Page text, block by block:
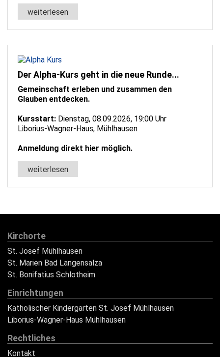
weiterlesen
Der Alpha-Kurs geht in die neue Runde...
Gemeinschaft erleben und zusammen den
Glauben entdecken.
Kursstart: Dienstag, 08.09.2026, 19:00 Uhr
Liborius-Wagner-Haus, Mühlhausen
Anmeldung direkt hier möglich.
weiterlesen
Kirchorte
St. Josef Mühlhausen
St. Marien Bad Langensalza
St. Bonifatius Schlotheim
Einrichtungen
Katholischer Kindergarten St. Josef Mühlhausen
Liborius-Wagner-Haus Mühlhausen
Rechtliches
Kontakt